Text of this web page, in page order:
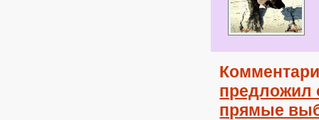
предложил
прямые